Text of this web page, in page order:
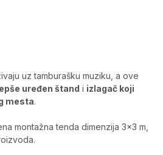
uz tamburašku muziku, a ove
uređen štand i izlagač koji
mesta.
montažna tenda dimenzija 3×3 m,